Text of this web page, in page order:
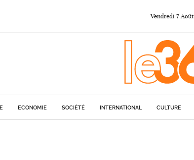
Vendredi 7Août
ECONOMIE SOCIÉTÉ INTERNATIONAL CULTURE